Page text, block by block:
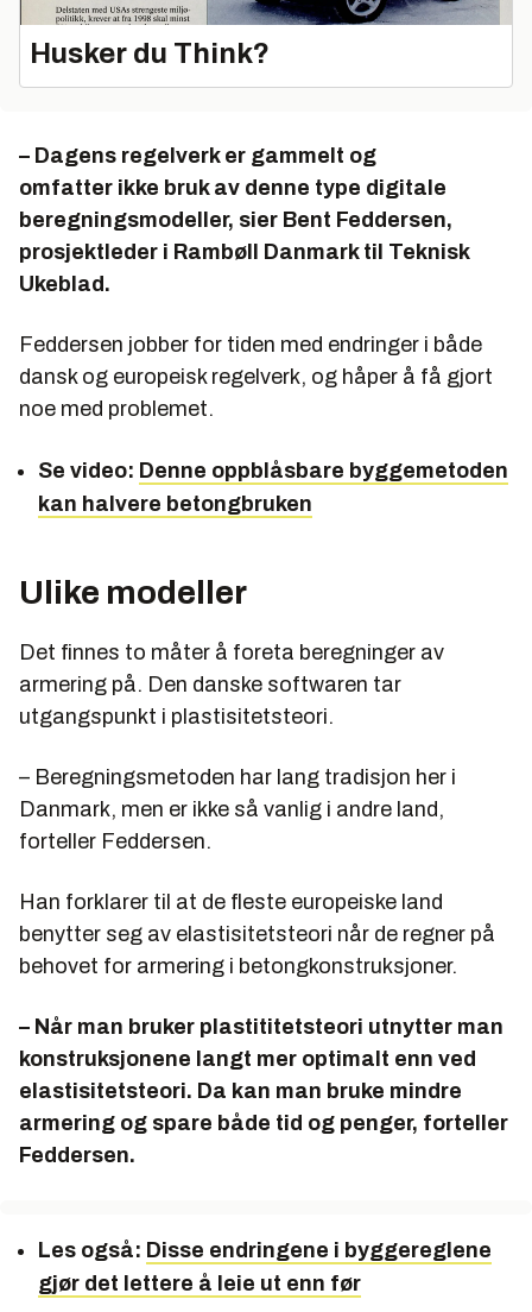
Husker du Think?
– Dagens regelverk er gammelt og
omfatter ikke bruk av denne type digitale
beregningsmodeller, sier Bent Feddersen,
prosjektleder i Rambøll Danmark til Teknisk
Ukeblad.
Feddersen jobber for tiden med endringer i både
dansk og europeisk regelverk, og håper å få gjort
noe med problemet.
Se video: Denne oppblåsbare byggemetoden
kan halvere betongbruken
Ulike modeller
Det finnes to måter å foreta beregninger av
armering på. Den danske softwaren tar
utgangspunkt i plastisitetsteori.
– Beregningsmetoden har lang tradisjon her i
Danmark, men er ikke så vanlig i andre land,
forteller Feddersen.
Han forklarer til at de fleste europeiske land
benytter seg av elastisitetsteori når de regner på
behovet for armering i betongkonstruksjoner.
– Når man bruker plastititetsteori utnytter man
konstruksjonene langt mer optimalt enn ved
elastisitetsteori. Da kan man bruke mindre
armering og spare både tid og penger, forteller
Feddersen.
Les også: Disse endringene i byggereglene
gjør det lettere å leie ut enn før